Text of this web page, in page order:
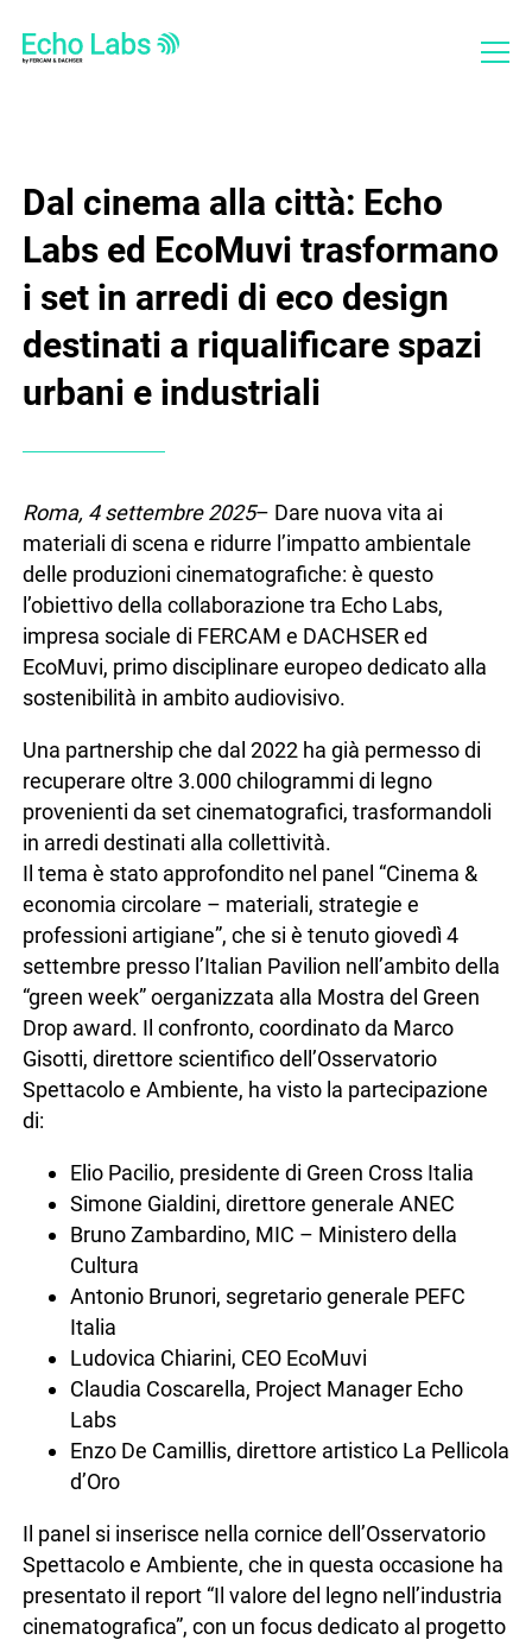
Cosa facciamo
Progetti
Bilanci
Dal cinema alla città: Echo
Labs ed EcoMuvi trasformano
i set in arredi di eco design
destinati a riqualificare spazi
urbani e industriali
Roma, 4 settembre 2025– Dare nuova vita ai
materiali di scena e ridurre l’impatto ambientale
delle produzioni cinematografiche: è questo
l’obiettivo della collaborazione tra Echo Labs,
impresa sociale di FERCAM e DACHSER ed
EcoMuvi, primo disciplinare europeo dedicato alla
sostenibilità in ambito audiovisivo.
Una partnership che dal 2022 ha già permesso di
recuperare oltre 3.000 chilogrammi di legno
provenienti da set cinematografici, trasformandoli
in arredi destinati alla collettività.
Il tema è stato approfondito nel panel “Cinema &
economia circolare – materiali, strategie e
professioni artigiane”, che si è tenuto giovedì 4
settembre presso l’Italian Pavilion nell’ambito della
“green week” oerganizzata alla Mostra del Green
Drop award. Il confronto, coordinato da Marco
Gisotti, direttore scientifico dell’Osservatorio
Spettacolo e Ambiente, ha visto la partecipazione
di:
Elio Pacilio, presidente di Green Cross Italia
Simone Gialdini, direttore generale ANEC
Bruno Zambardino, MIC – Ministero della
Cultura
Antonio Brunori, segretario generale PEFC
Italia
Ludovica Chiarini, CEO EcoMuvi
Claudia Coscarella, Project Manager Echo
Labs
Enzo De Camillis, direttore artistico La Pellicola
d’Oro
Il panel si inserisce nella cornice dell’Osservatorio
Spettacolo e Ambiente, che in questa occasione ha
presentato il report “Il valore del legno nell’industria
cinematografica”, con un focus dedicato al progetto